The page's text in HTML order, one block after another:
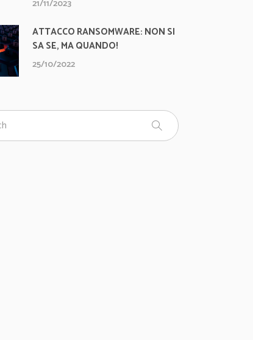
21/11/2023
ATTACCO RANSOMWARE: NON SI
SA SE, MA QUANDO!
25/10/2022